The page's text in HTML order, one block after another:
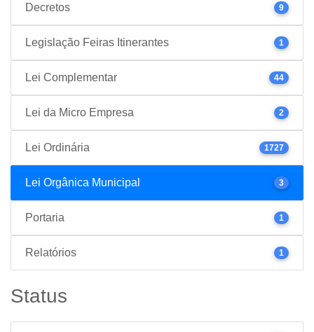
Decretos 9
Legislação Feiras Itinerantes 1
Lei Complementar 44
Lei da Micro Empresa 2
Lei Ordinária 1727
Lei Orgânica Municipal 3
Portaria 1
Relatórios 1
Status